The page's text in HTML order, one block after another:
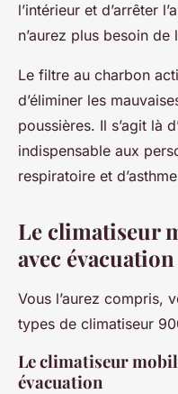
l’intérieur et d’arrêter
n’aurez plus besoin de
Le filtre au charbon
d’éliminer les
poussières. Il s’agit là
indispensable aux
respiratoire et
Le climatiseur
avec
Vous l’aurez compris,
types de climatiseur
Le climatiseur
évacuation